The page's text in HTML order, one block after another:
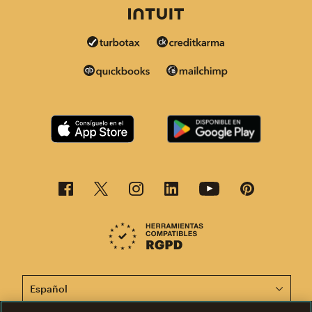
Esta página está disponible en otros idiomas. ¡Elige